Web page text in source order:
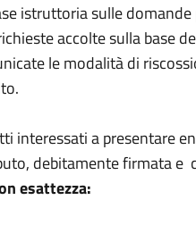
istruttoria sulle
accolte sulla base
le modalità di
interessati a presentare
debitamente firmata e
esattezza: